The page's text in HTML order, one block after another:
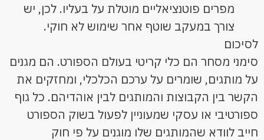
מפרים פוטנציאליים מוטלת על בעליו. לכן, יש
צורך במעקב שוטף אחר שימוש לא חוקי.
לסיכום
סימני מסחר הם כלי קריטי בעולם הספורט. הם מגנים
על מותגים, שומרים על ערכם הכלכלי, ומחזקים את
הקשר בין הקבוצות והמותגים לבין אוהדיהם. כל גוף
ספורטיבי או עסקי שמעוניין לפעול בשוק הספורט
חייב לוודא שהמותגים שלו מוגנים על פי חוק